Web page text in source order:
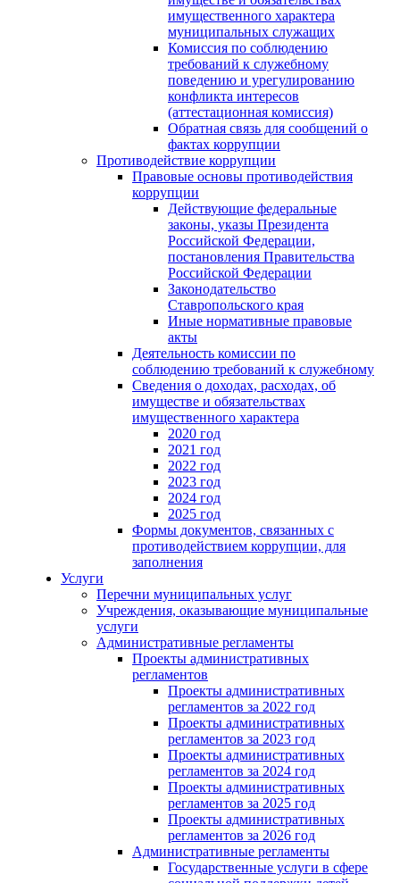
имущественного характера
муниципальных служащих
Комиссия по соблюдению
требований к служебному
поведению и урегулированию
конфликта интересов
(аттестационная комиссия)
Обратная связь для сообщений о
фактах коррупции
Противодействие коррупции
Правовые основы противодействия
коррупции
Действующие федеральные
законы, указы Президента
Российской Федерации,
постановления Правительства
Российской Федерации
Законодательство
Ставропольского края
Иные нормативные правовые
акты
Деятельность комиссии по
соблюдению требований к служебному
Сведения о доходах, расходах, об
имуществе и обязательствах
имущественного характера
2020 год
2021 год
2022 год
2023 год
2024 год
2025 год
Формы документов, связанных с
противодействием коррупции, для
заполнения
Услуги
Перечни муниципальных услуг
Учреждения, оказывающие муниципальные
услуги
Административные регламенты
Проекты административных
регламентов
Проекты административных
регламентов за 2022 год
Проекты административных
регламентов за 2023 год
Проекты административных
регламентов за 2024 год
Проекты административных
регламентов за 2025 год
Проекты административных
регламентов за 2026 год
Административные регламенты
Государственные услуги в сфере